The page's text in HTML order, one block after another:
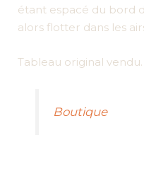
étant espacé du bord
alors flotter dans les
Tableau original
Boutique